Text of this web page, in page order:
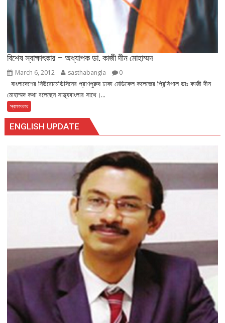
বিশেষ স্বাক্ষাৎকার – অধ্যাপক ডা. কাজী দীন মোহাম্মদ
March 6, 2012 sasthabangla 0
বাংলাদেশের নিউরোমেডিসিনের প্রাণপুরুষ ঢাকা মেডিকেল কলেজের প্রিন্সিপাল ডাঃ কাজী দীন
মোহাম্মদ কথা বলেছেন সাস্থ্যবাংলার সাথে।...
স্বাক্ষাৎকার
ENGLISH UPDATE